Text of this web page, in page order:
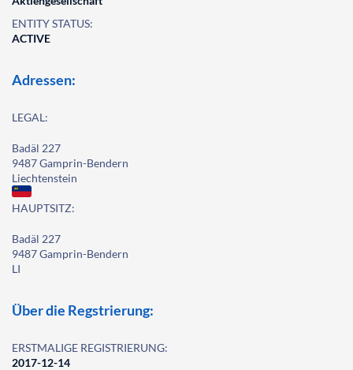
ENTITY STATUS:
ACTIVE
Adressen:
LEGAL:
Badäl 227
9487 Gamprin-Bendern
Liechtenstein
HAUPTSITZ:
Badäl 227
9487 Gamprin-Bendern
LI
Über die Regstrierung:
ERSTMALIGE REGISTRIERUNG:
2017-12-14